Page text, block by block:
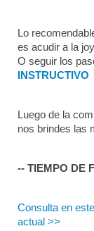
Lo
es acudir a la
O seguir los
INSTRUCTIVO
Luego de la
nos brindes las
-- TIEMPO DE
Consulta en
actual >>